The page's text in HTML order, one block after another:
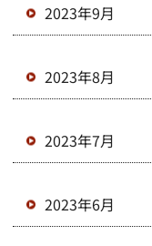
2023年9月
2023年8月
2023年7月
2023年6月